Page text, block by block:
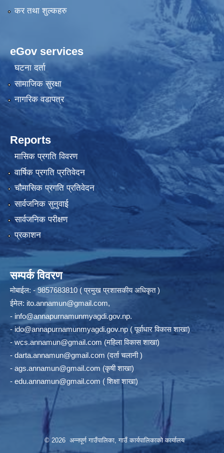
कर तथा शुल्कहरु
eGov services
घटना दर्ता
सामाजिक सुरक्षा
नागरिक वडापत्र
Reports
मासिक प्रगति विवरण
वार्षिक प्रगति प्रतिवेदन
चौमासिक प्रगति प्रतिवेदन
सार्वजनिक सुनुवाई
सार्वजनिक परीक्षण
प्रकाशन
सम्पर्क विवरण
मोबाईल: - 9857683810 ( प्रमुख प्रशासकीय अधिकृत )
ईमेल: ito.annamun@gmail.com,
- info@annapurnamunmyagdi.gov.np.
- ido@annapurnamunmyagdi.gov.np ( पूर्वाधार विकास शाखा)
- wcs.annamun@gmail.com (महिला विकास शाखा)
- darta.annamun@gmail.com (दर्ता चलानी )
- ags.annamun@gmail.com (कृषी शाखा)
- edu.annamun@gmail.com ( शिक्षा शाखा)
© 2026 अन्‍नपूर्ण गाउँपालिका, गाउँ कार्यपालिकाको कार्यालय